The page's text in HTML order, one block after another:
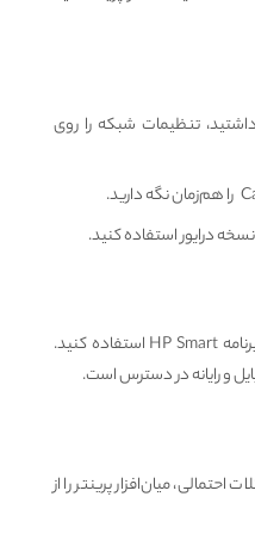
تنظیمات شبکه را روی
نسخه درایور استفاده کنید.
برای مدیریت، چاپ و اسکن از برنامه HP Smart استفاده کنید.
و رایانه در دسترس است.
میان‌افزار پرینتر را از